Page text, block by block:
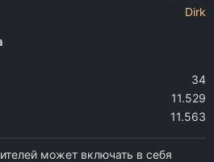
Dirk
34
11.529
11.563
может включать в себя